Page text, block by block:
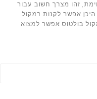
זהו מצרך חשוב עבור
אפשר לקנות רמקול
בולטוס אפשר למצוא